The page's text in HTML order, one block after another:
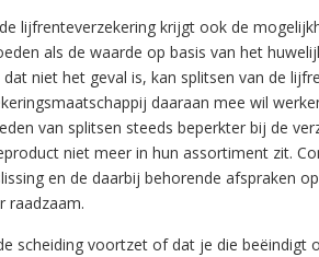
lijfrenteverzekering krijgt ook de
als de waarde op basis van het
niet het geval is, kan splitsen van de
daaraan mee wil
van splitsen steeds beperkter bij de
niet meer in hun assortiment zit.
en de daarbij behorende afspraken
raadzaam.
scheiding voortzet of dat je die beëindigt